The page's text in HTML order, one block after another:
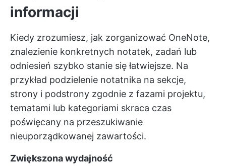
informacji
Kiedy zrozumiesz, jak zorganizować OneNote,
znalezienie konkretnych notatek, zadań lub
odniesień szybko stanie się łatwiejsze. Na
przykład podzielenie notatnika na sekcje,
strony i podstrony zgodnie z fazami projektu,
tematami lub kategoriami skraca czas
poświęcany na przeszukiwanie
nieuporządkowanej zawartości.
Zwiększona wydajność